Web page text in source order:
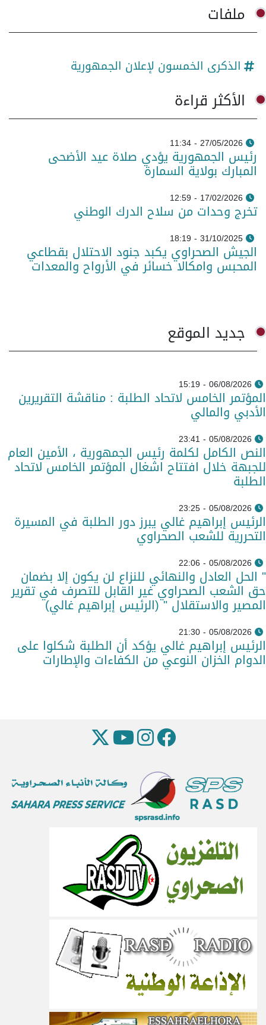
ملفات
الذكرى الخمسون لإعلان الجمهورية
الأكثر قراءة
27/05/2026 - 11:34
رئيس الجمهورية يؤدي صلاة عيد الأضحى
المبارك بولاية السمارة
17/02/2026 - 12:59
تخرج وحدات من سلاح الدرك الوطني
31/10/2025 - 18:19
الجيش الصحراوي يكبد جنود الاحتلال بقطاعي
المحبس وامكالا خسائر في الأرواح والمعدات
جديد الموقع
06/08/2026 - 15:19
المؤتمر الخامس لاتحاد الطلبة : مناقشة التقريرين
الأدبي والمالي
05/08/2026 - 23:41
النص الكامل لكلمة رئيس الجمهورية ، الأمين العام
للجبهة خلال افتتاح اشغال المؤتمر الخامس لاتحاد
الطلبة
05/08/2026 - 23:25
الرئيس إبراهيم غالي يبرز دور الطلبة في المسيرة
التحررية للشعب الصحراوي
05/08/2026 - 22:06
" الحل العادل والنهائي للنزاع لن يكون إلا بضمان
حق الشعب الصحراوي غير القابل للتصرف في تقرير
المصير والاستقلال " (الرئيس إبراهيم غالي)
05/08/2026 - 21:30
الرئيس إبراهيم غالي يؤكد أن الطلبة شكلوا على
الدوام الخزان النوعي من الكفاءات والإطارات